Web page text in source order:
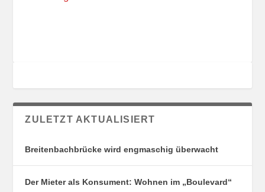
ZULETZT AKTUALISIERT
Breitenbachbrücke wird engmaschig überwacht
Der Mieter als Konsument: Wohnen im „Boulevard“